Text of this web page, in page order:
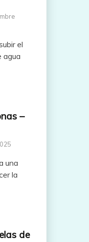
el
agua
–
una
la
de